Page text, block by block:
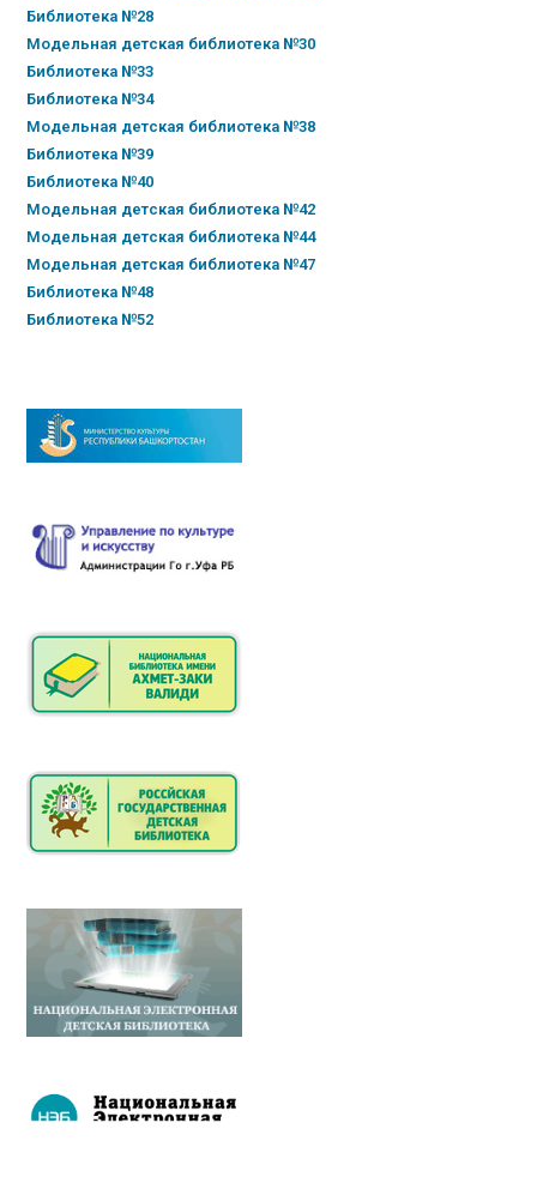
Библиотека №28
Модельная детская библиотека №30
Библиотека №33
Библиотека №34
Модельная детская библиотека №38
Библиотека №39
Библиотека №40
Модельная детская библиотека №42
Модельная детская библиотека №44
Модельная детская библиотека №47
Библиотека №48
Библиотека №52